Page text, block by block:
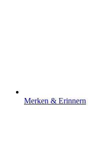
Merken & Erinnern